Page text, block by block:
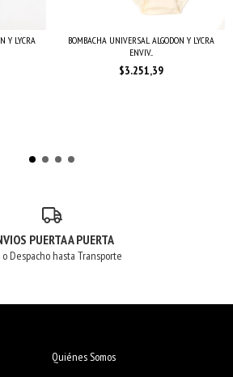
Y LYCRA
BOMBACHA UNIVERSAL ALGODON Y LYCRA
ENVIV...
$3.251,39
PUERTA A PUERTA
o Despacho hasta Transporte
Quiénes Somos